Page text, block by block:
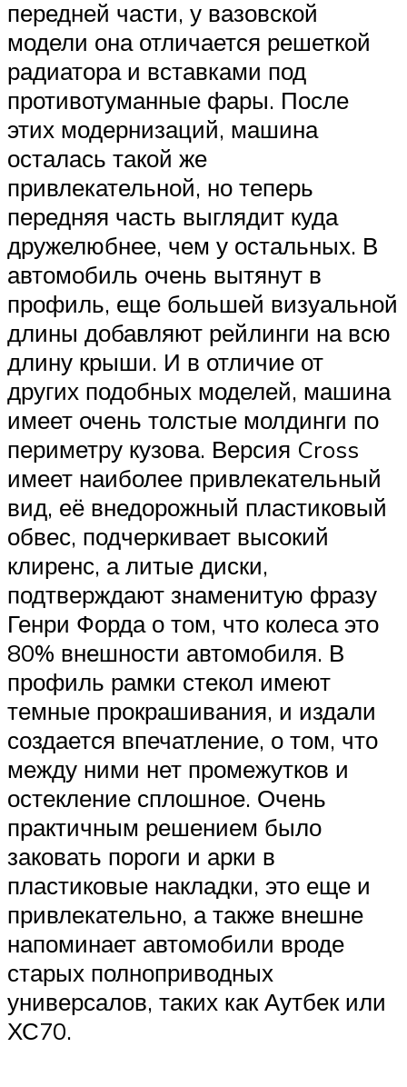
передней части, у вазовской
модели она отличается решеткой
радиатора и вставками под
противотуманные фары. После
этих модернизаций, машина
осталась такой же
привлекательной, но теперь
передняя часть выглядит куда
дружелюбнее, чем у остальных. В
автомобиль очень вытянут в
профиль, еще большей визуальной
длины добавляют рейлинги на всю
длину крыши. И в отличие от
других подобных моделей, машина
имеет очень толстые молдинги по
периметру кузова. Версия Cross
имеет наиболее привлекательный
вид, её внедорожный пластиковый
обвес, подчеркивает высокий
клиренс, а литые диски,
подтверждают знаменитую фразу
Генри Форда о том, что колеса это
80% внешности автомобиля. В
профиль рамки стекол имеют
темные прокрашивания, и издали
создается впечатление, о том, что
между ними нет промежутков и
остекление сплошное. Очень
практичным решением было
заковать пороги и арки в
пластиковые накладки, это еще и
привлекательно, а также внешне
напоминает автомобили вроде
старых полноприводных
универсалов, таких как Аутбек или
ХС70.